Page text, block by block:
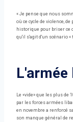
« Je pense que nous
où ce cycle de violence,
historique pour briser ce
qu'il s'agit d'un scénario «
L'armée
Le «vide» que les plus de
par les forces armées
en novembre a renforcé
son manque général de